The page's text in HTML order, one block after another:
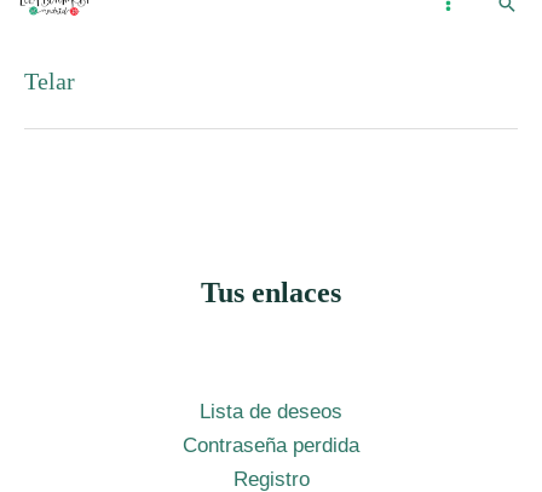
Ir
contenido
Telar
Tus enlaces
Lista de deseos
Contraseña perdida
Registro